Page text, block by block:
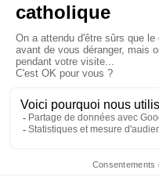
Article
Le